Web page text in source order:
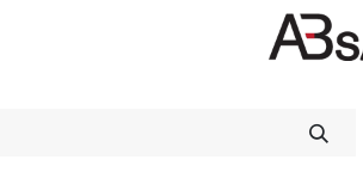
Winkel CE